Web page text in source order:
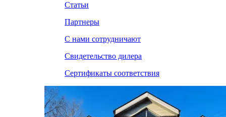
Статьи
Партнеры
С нами сотрудничают
Свидетельство дилера
Сертификаты соответствия